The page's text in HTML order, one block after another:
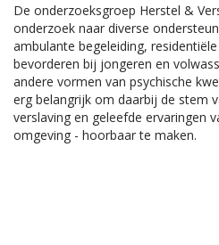
De onderzoeksgroep Herstel &
onderzoek naar diverse
ambulante begeleiding,
bevorderen bij jongeren en
andere vormen van psychische
erg belangrijk om daarbij de stem
verslaving en geleefde ervaringen
omgeving - hoorbaar te maken.